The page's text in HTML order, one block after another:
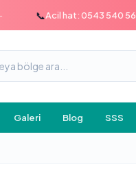
Acil hat: 0543 540 56 38—
Galeri Blog SSS